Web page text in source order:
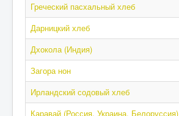
Технологии
Обратная связь
Греческий пасхальный хлеб
Дарницкий хлеб
Дхокола (Индия)
Загора нон
Ирландский содовый хлеб
Каравай (Россия, Украина, Белоруссия)